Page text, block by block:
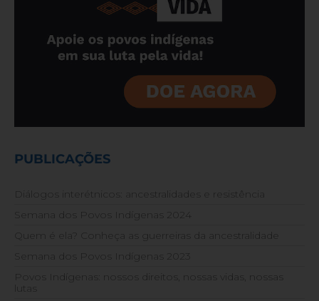
PUBLICAÇÕES
Diálogos interétnicos: ancestralidades e resistência
Semana dos Povos Indígenas 2024
Quem é ela? Conheça as guerreiras da ancestralidade
Semana dos Povos Indígenas 2023
Povos Indígenas: nossos direitos, nossas vidas, nossas
lutas